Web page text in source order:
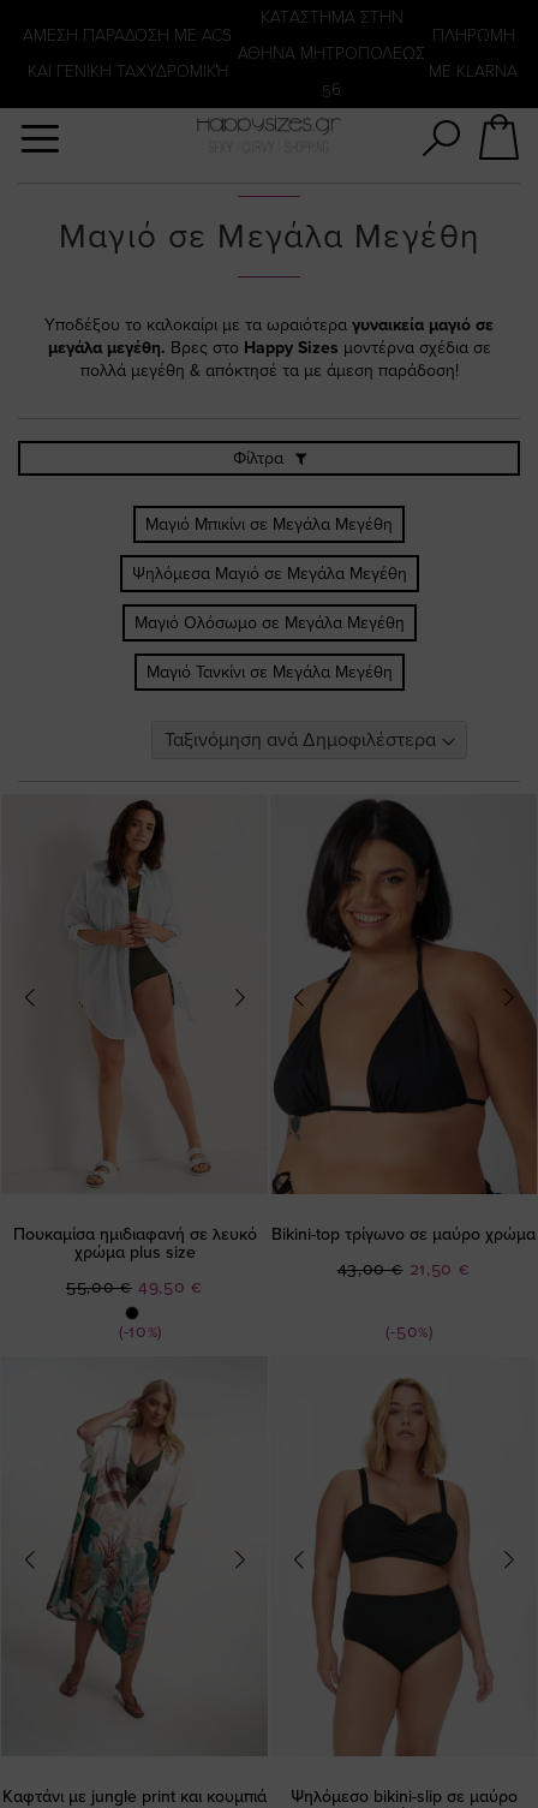
ΑΜΕΣΗ ΠΑΡΑΔΟΣΗ ΜΕ ACS
ΚΑΙ ΓΕΝΙΚΗ ΤΑΧΥΔΡΟΜΙΚΉ
KATΑΣΤΗΜΑ ΣΤΗΝ
ΑΘΗΝΑ ΜΗΤΡΟΠΟΛΕΩΣ
56
ΠΛΗΡΩΜΗ
ΜΕ KLARNA
Μαγιό σε Μεγάλα Μεγέθη
Υποδέξου το καλοκαίρι με τα ωραιότερα γυναικεία μαγιό σε
μεγάλα μεγέθη. Βρες στο Happy Sizes μοντέρνα σχέδια σε
πολλά μεγέθη & απόκτησέ τα με άμεση παράδοση!
Φίλτρα
Μαγιό Μπικίνι σε Μεγάλα Μεγέθη
Ψηλόμεσα Μαγιό σε Μεγάλα Μεγέθη
Μαγιό Ολόσωμο σε Μεγάλα Μεγέθη
Μαγιό Τανκίνι σε Μεγάλα Μεγέθη
Πουκαμίσα ημιδιαφανή σε λευκό
χρώμα plus size
(-10%)
Ειδική
Τιμή
49,50 €
55,00 €
Bikini-top τρίγωνο σε μαύρο χρώμα
(-50%)
Ειδική
21,50 €
43,00 €
Καφτάνι με jungle print και κουμπιά
Ψηλόμεσο bikini-slip σε μαύρο
Αναζήτηση